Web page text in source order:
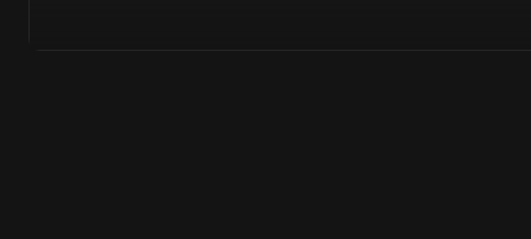
полімерів. Надходять від виробників цілком новими